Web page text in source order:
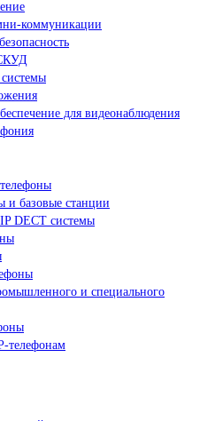
коммуникации
для видеонаблюдения
и базовые станции
DECT системы
и специального
телефонам